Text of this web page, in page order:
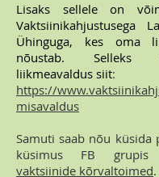
Lisaks sellele on
Vaktsiinikahjustusega
Ühinguga, kes oma
nõustab.
liikmeavaldus siit:
https://
misavaldus
Samuti saab nõu küsida
küsimus FB grupis
vaktsiinide kõrvaltoimed.